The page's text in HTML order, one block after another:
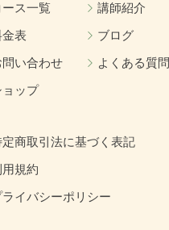
ース一覧
講師紹介
金表
ブログ
問い合わせ
よくある質問
ョップ
定商取引法に基づく表記
規約
ライバシーポリシー